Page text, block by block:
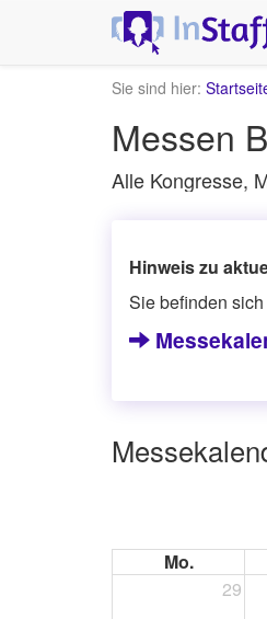
Sie sind hier:
Messen
Alle Kongresse,
Hinweis zu
Sie befinden
Mo.
29